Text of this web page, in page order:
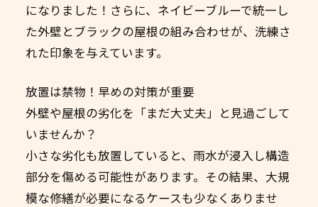
になりました！さらに、ネイビーブルーで統一し
た外壁とブラックの屋根の組み合わせが、洗練さ
れた印象を与えています。
放置は禁物！早めの対策が重要
外壁や屋根の劣化を「まだ大丈夫」と見過ごして
いませんか？
小さな劣化も放置していると、雨水が浸入し構造
部分を傷める可能性があります。その結果、大規
模な修繕が必要になるケースも少なくありませ